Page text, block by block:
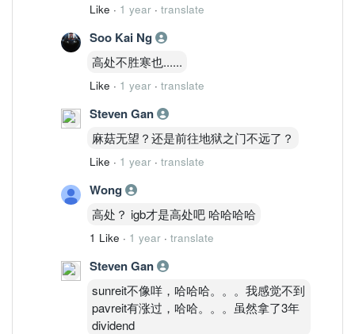
Like · 1 year · translate
Soo Kai Ng
高处不胜寒也......
Like · 1 year · translate
Steven Gan
麻菇无望？还是前往地狱之门不远了？
Like · 1 year · translate
Wong
高处？ igb才是高处吧 哈哈哈哈
1 Like · 1 year · translate
Steven Gan
sunreit不像咩，哈哈哈。。。我感觉不到
pavreit有涨过，哈哈。。。虽然拿了3年
dividend